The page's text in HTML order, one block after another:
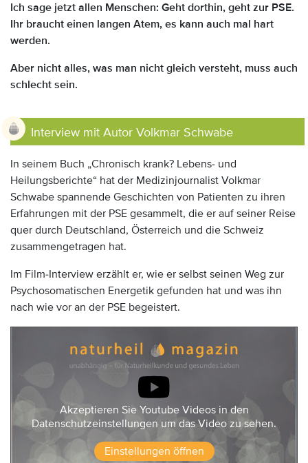
Ich sage jetzt allen Menschen: Geht dorthin, geht zur PSE.
Ihr braucht einen langen Atem, es kann auch mal hart
werden.
Aber nicht alles, was man nicht gleich versteht, muss auch
schlecht sein.
Interview mit Autor Volkmar Schwabe
In seinem Buch „Chronisch krank? Lebens- und
Heilungsberichte“ hat der Medizinjournalist Volkmar
Schwabe spannende Geschichten von Patienten zu ihren
Erfahrungen mit der PSE gesammelt, die er auf seiner Reise
quer durch Deutschland, Österreich und die Schweiz
zusammengetragen hat.
Im Film-Interview erzählt er, wie er selbst seinen Weg zur
Psychosomatischen Energetik gefunden hat und was ihn
nach wie vor an der PSE begeistert.
Akzeptieren Sie Youtube Videos in den
Datenschutzeinstellungen um das Video zu sehen.
Einstellungen öffnen